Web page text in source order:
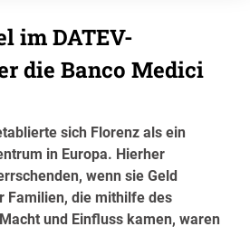
im DATEV-
die Banco Medici
sich Florenz als ein
in Europa. Hierher
wenn sie Geld
Familien, die mithilfe des
und Einfluss kamen, waren